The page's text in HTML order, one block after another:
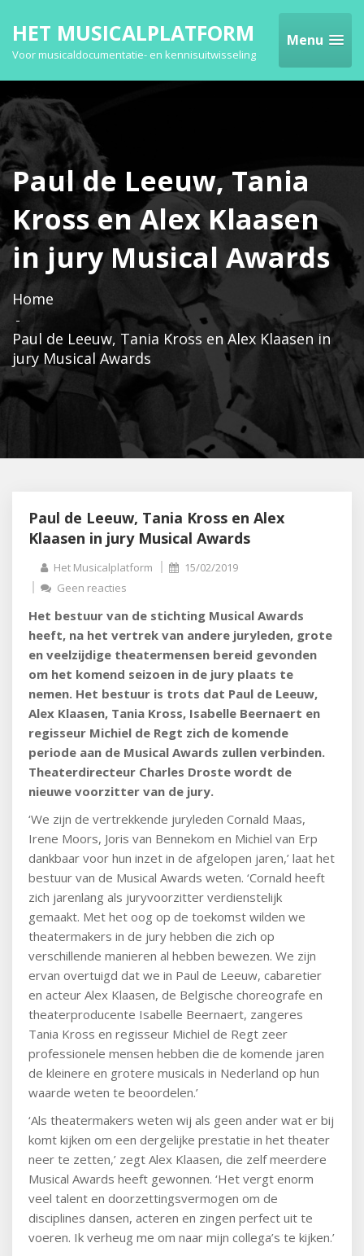
HET MUSICALPLATFORM
Voor musicaldocumentatie- en kennisuitwisseling
Menu
Paul de Leeuw, Tania
Kross en Alex Klaasen
in jury Musical Awards
Home
Paul de Leeuw, Tania Kross en Alex Klaasen in
jury Musical Awards
Paul de Leeuw, Tania Kross en Alex
Klaasen in jury Musical Awards
Het Musicalplatform
15/02/2019
Geen reacties
Het bestuur van de stichting Musical Awards
heeft, na het vertrek van andere juryleden, grote
en veelzijdige theatermensen bereid gevonden
om het komend seizoen in de jury plaats te
nemen. Het bestuur is trots dat Paul de Leeuw,
Alex Klaasen, Tania Kross, Isabelle Beernaert en
regisseur Michiel de Regt zich de komende
periode aan de Musical Awards zullen verbinden.
Theaterdirecteur Charles Droste wordt de
nieuwe voorzitter van de jury.
‘We zijn de vertrekkende juryleden Cornald Maas,
Irene Moors, Joris van Bennekom en Michiel van Erp
dankbaar voor hun inzet in de afgelopen jaren,’ laat het
bestuur van de Musical Awards weten. ‘Cornald heeft
zich jarenlang als juryvoorzitter verdienstelijk
gemaakt. Met het oog op de toekomst wilden we
theatermakers in de jury hebben die zich op
verschillende manieren al hebben bewezen. We zijn
ervan overtuigd dat we in Paul de Leeuw, cabaretier
en acteur Alex Klaasen, de Belgische choreografe en
theaterproducente Isabelle Beernaert, zangeres
Tania Kross en regisseur Michiel de Regt zeer
professionele mensen hebben die de komende jaren
de kleinere en grotere musicals in Nederland op hun
waarde weten te beoordelen.’
‘Als theatermakers weten wij als geen ander wat er bij
komt kijken om een dergelijke prestatie in het theater
neer te zetten,’ zegt Alex Klaasen, die zelf meerdere
Musical Awards heeft gewonnen. ‘Het vergt enorm
veel talent en doorzettingsvermogen om de
disciplines dansen, acteren en zingen perfect uit te
voeren. Ik verheug me om naar mijn collega’s te kijken.’